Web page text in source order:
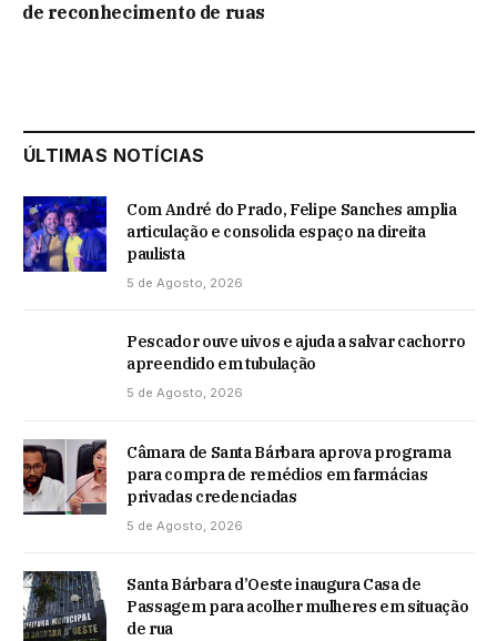
de reconhecimento de ruas
ÚLTIMAS NOTÍCIAS
Com André do Prado, Felipe Sanches amplia
articulação e consolida espaço na direita
paulista
5 de Agosto, 2026
Pescador ouve uivos e ajuda a salvar cachorro
apreendido em tubulação
5 de Agosto, 2026
Câmara de Santa Bárbara aprova programa
para compra de remédios em farmácias
privadas credenciadas
5 de Agosto, 2026
Santa Bárbara d’Oeste inaugura Casa de
Passagem para acolher mulheres em situação
de rua